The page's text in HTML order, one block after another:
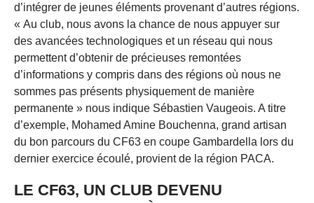
d’intégrer de jeunes éléments provenant d’autres régions.
« Au club, nous avons la chance de nous appuyer sur
des avancées technologiques et un réseau qui nous
permettent d’obtenir de précieuses remontées
d’informations y compris dans des régions où nous ne
sommes pas présents physiquement de manière
permanente » nous indique Sébastien Vaugeois. A titre
d’exemple, Mohamed Amine Bouchenna, grand artisan
du bon parcours du CF63 en coupe Gambardella lors du
dernier exercice écoulé, provient de la région PACA.
LE CF63, UN CLUB DEVENU